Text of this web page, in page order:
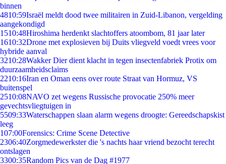
binnen
4810:59Israël meldt dood twee militairen in Zuid-Libanon, vergelding
aangekondigd
1510:48Hiroshima herdenkt slachtoffers atoombom, 81 jaar later
1610:32Drone met explosieven bij Duits vliegveld voedt vrees voor
hybride aanval
3210:28Wakker Dier dient klacht in tegen insectenfabriek Protix om
duurzaamheidsclaims
2210:16Iran en Oman eens over route Straat van Hormuz, VS
buitenspel
2510:08NAVO zet wegens Russische provocatie 250% meer
gevechtsvliegtuigen in
5509:33Waterschappen slaan alarm wegens droogte: Gereedschapskist
leeg
107:00Forensics: Crime Scene Detective
2306:40Zorgmedewerkster die 's nachts haar vriend bezocht terecht
ontslagen
3300:35Random Pics van de Dag #1977